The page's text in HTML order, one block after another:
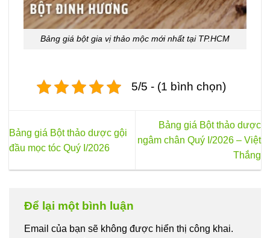
Bảng giá bột gia vị thảo mộc mới nhất tại TP.HCM
5/5 - (1 bình chọn)
Bảng giá Bột thảo dược gội
đầu mọc tóc Quý I/2026
Bảng giá Bột thảo dược
ngâm chân Quý I/2026 – Việt
Thắng
Để lại một bình luận
Email của bạn sẽ không được hiển thị công khai.